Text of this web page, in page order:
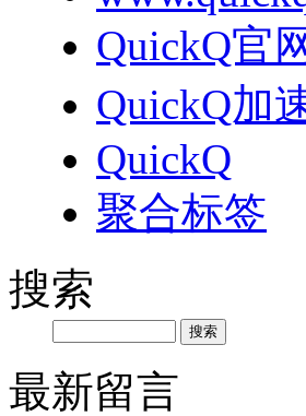
QuickQ官
QuickQ加
QuickQ
聚合标签
搜索
最新留言